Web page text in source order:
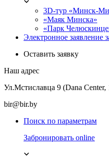
3D-тур «Минск-
«Маяк Минска»
«Парк
Электронное заявление
Оставить заявку
Наш адрес
Ул.Мстиславца 9 (Dana
bir@bir.by
Поиск по параметрам
Забронировать online